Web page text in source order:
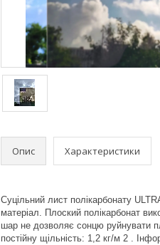
Опис Характеристики
Суцільний лист полікарбонату
матеріал. Плоский полікарбонат
шар не дозволяє сонцю руйнувати
постійну щільність: 1,2 кг/м 2 .